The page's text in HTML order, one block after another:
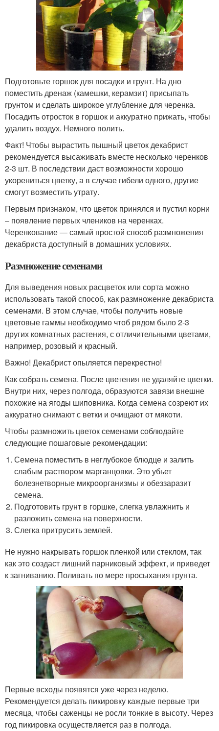
Подготовьте горшок для посадки и грунт. На дно
поместить дренаж (камешки, керамзит) присыпать
грунтом и сделать широкое углубление для черенка.
Посадить отросток в горшок и аккуратно прижать, чтобы
удалить воздух. Немного полить.
Факт! Чтобы вырастить пышный цветок декабрист
рекомендуется высаживать вместе несколько черенков
2-3 шт. В последствии даст возможности хорошо
укорениться цветку, а в случае гибели одного, другие
смогут возместить утрату.
Первым признаком, что цветок принялся и пустил корни
– появление первых члеников на черенках.
Черенкование — самый простой способ размножения
декабриста доступный в домашних условиях.
Размножение семенами
Для выведения новых расцветок или сорта можно
использовать такой способ, как размножение декабриста
семенами. В этом случае, чтобы получить новые
цветовые гаммы необходимо чтоб рядом было 2-3
других комнатных растения, с отличительными цветами,
например, розовый и красный.
Важно! Декабрист опыляется перекрестно!
Как собрать семена. После цветения не удаляйте цветки.
Внутри них, через полгода, образуются завязи внешне
похожие на ягоды шиповника. Когда семена созреют их
аккуратно снимают с ветки и очищают от мякоти.
Чтобы размножить цветок семенами соблюдайте
следующие пошаговые рекомендации:
Семена поместить в неглубокое блюдце и залить
слабым раствором марганцовки. Это убьет
болезнетворные микроорганизмы и обеззаразит
семена.
Подготовить грунт в горшке, слегка увлажнить и
разложить семена на поверхности.
Слегка притрусить землей.
Не нужно накрывать горшок пленкой или стеклом, так
как это создаст лишний парниковый эффект, и приведет
к загниванию. Поливать по мере просыхания грунта.
Первые всходы появятся уже через неделю.
Рекомендуется делать пикировку каждые первые три
месяца, чтобы саженцы не росли тонкие в высоту. Через
год пикировка осуществляется раз в полгода.